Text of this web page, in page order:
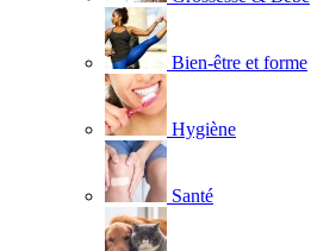
Bien-être et forme
Hygiène
Santé